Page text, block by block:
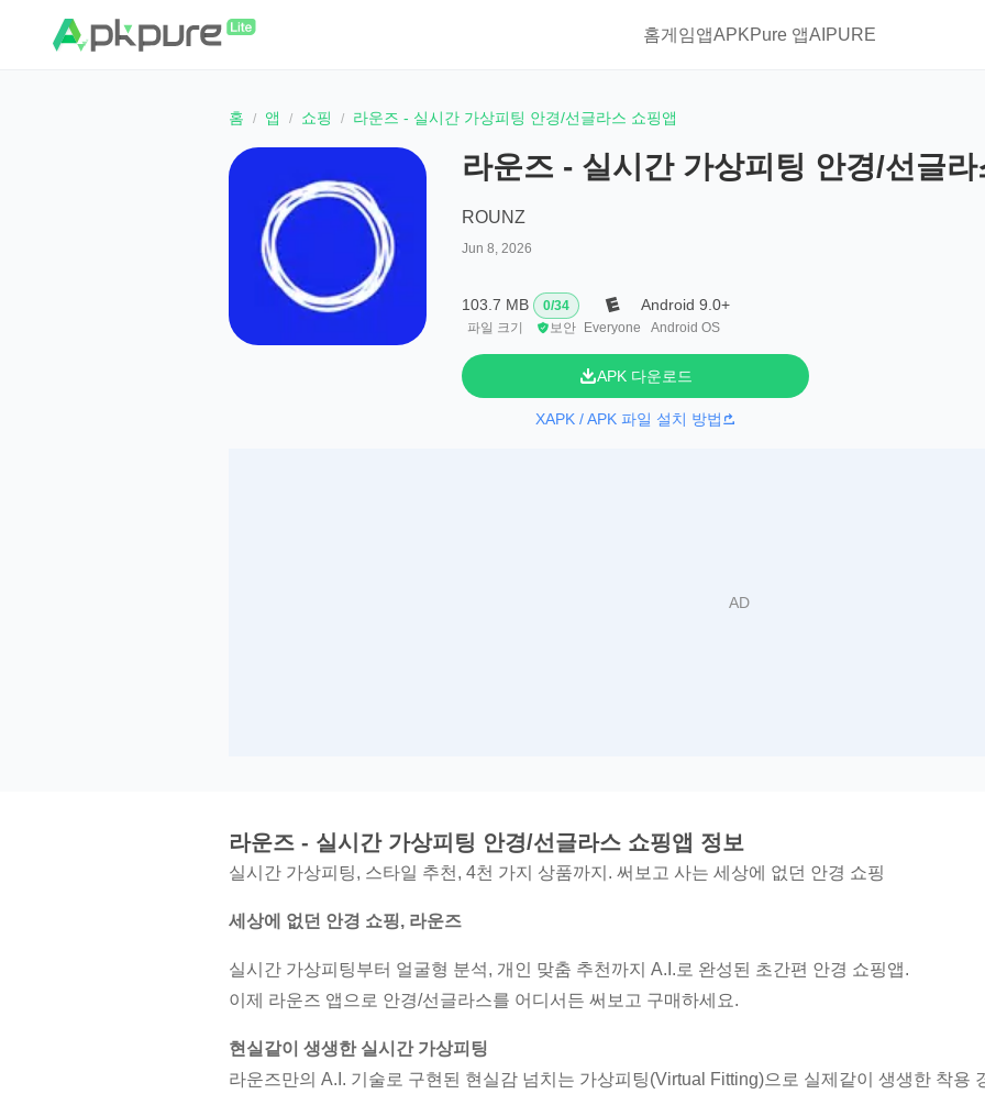
홈게임앱APKPure 앱AIPURE
홈 앱 쇼핑 라운즈 - 실시간 가상피팅 안경/선글라스 쇼핑앱
라운즈 - 실시간 가상피팅 안경/선글라
ROUNZ
Jun 8, 2026
103.7 MB
파일 크기
0/34
보안
Everyone
Android 9.0+
Android OS
APK 다운로드
XAPK / APK 파일 설치 방법
라운즈 - 실시간 가상피팅 안경/선글라스 쇼핑앱 정보
실시간 가상피팅, 스타일 추천, 4천 가지 상품까지. 써보고 사는 세상에 없던 안경 쇼핑
세상에 없던 안경 쇼핑, 라운즈
실시간 가상피팅부터 얼굴형 분석, 개인 맞춤 추천까지 A.I.로 완성된 초간편 안경 쇼핑앱.
이제 라운즈 앱으로 안경/선글라스를 어디서든 써보고 구매하세요.
현실같이 생생한 실시간 가상피팅
라운즈만의 A.I. 기술로 구현된 현실감 넘치는 가상피팅(Virtual Fitting)으로 실제같이 생생한 착용